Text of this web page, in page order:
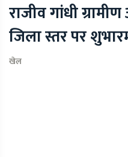
राजीव गांधी
जिला स्तर पर
खेल